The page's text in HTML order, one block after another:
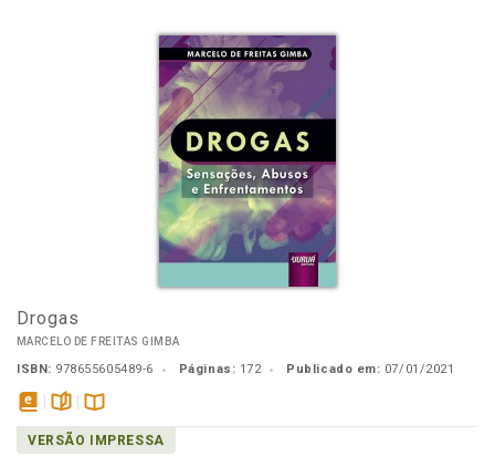
Drogas
MARCELO DE FREITAS GIMBA
ISBN: 978655605489-6 Páginas: 172 Publicado em: 07/01/2021
disponível
em
páginasDisponível
na
VERSÃO IMPRESSA